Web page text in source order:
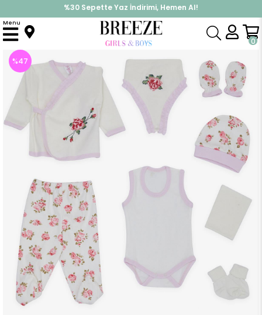
%30 Sepette Yaz İndirimi, Hemen Al!
İndirimlere ek %10 İndirimi Kap, Hemen Üye Ol!
0
Menu
Anasayfa Hastane Çıkışı
%47
İndirim